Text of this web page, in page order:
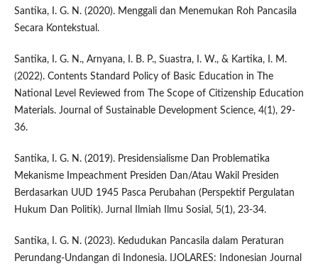
Santika, I. G. N. (2020). Menggali dan Menemukan Roh Pancasila
Secara Kontekstual.
Santika, I. G. N., Arnyana, I. B. P., Suastra, I. W., & Kartika, I. M.
(2022). Contents Standard Policy of Basic Education in The
National Level Reviewed from The Scope of Citizenship Education
Materials. Journal of Sustainable Development Science, 4(1), 29-
36.
Santika, I. G. N. (2019). Presidensialisme Dan Problematika
Mekanisme Impeachment Presiden Dan/Atau Wakil Presiden
Berdasarkan UUD 1945 Pasca Perubahan (Perspektif Pergulatan
Hukum Dan Politik). Jurnal Ilmiah Ilmu Sosial, 5(1), 23-34.
Santika, I. G. N. (2023). Kedudukan Pancasila dalam Peraturan
Perundang-Undangan di Indonesia. IJOLARES: Indonesian Journal